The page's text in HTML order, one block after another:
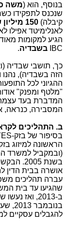
בנוסף, הוא (משה
שנכנס לתפקידו
קיבלה) 150 מיליון ש"ח
לאנלימיטד אפילו
IBC בשבדיה.
כך, תושבי שבדיה
הזה בשבדיה),
ההגיוני לכל
"מלטף ומפנק"
המדברת בעד
המסבירה, כנראה,
ב. התהליכים
בסיפור של בזק-YES, התהליכים הללו לקחו
(ובמקביל למשרד
אושרה בבית הדין
עברה תהליכים
שהגיעו עד בית
ב-2013, ואז
להגבלים עסקיים